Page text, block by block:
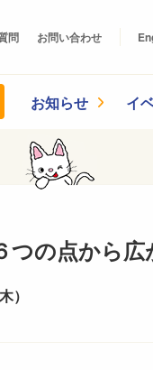
問 お問い合わせ
お知らせ イ
の点から
）